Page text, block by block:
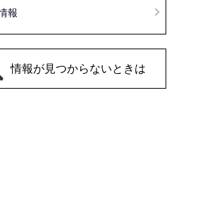
報
情報が見つからないときは